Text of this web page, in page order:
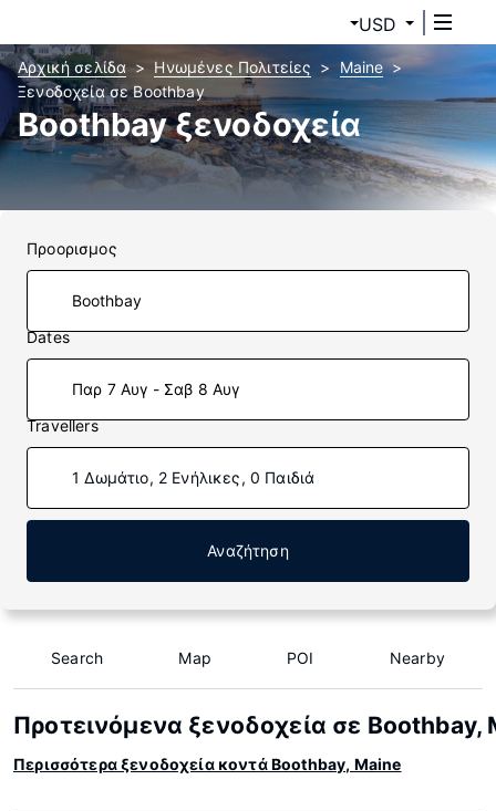
USD
Αρχική σελίδα Ηνωμένες Πολιτείες
Maine
Ξενοδοχεία σε Boothbay
Boothbay ξενοδοχεία
Προορισμος
Dates
Παρ 7 Αυγ - Σαβ 8 Αυγ
Travellers
1 Δωμάτιο, 2 Ενήλικες, 0 Παιδιά
Αναζήτηση
Search Map POI Nearby
Προτεινόμενα ξενοδοχεία σε Boothbay,
Περισσότερα ξενοδοχεία κοντά Boothbay, Maine